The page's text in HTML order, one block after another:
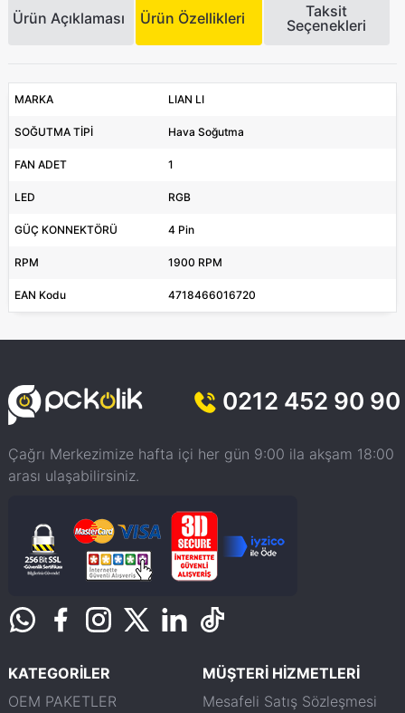
Ürün Açıklaması Ürün Özellikleri
Taksit
Seçenekleri
MARKA LIAN LI
SOĞUTMA TİPİ Hava Soğutma
FAN ADET 1
LED RGB
GÜÇ KONNEKTÖRÜ 4 Pin
RPM 1900 RPM
EAN Kodu 4718466016720
0212 452 90 90
Çağrı Merkezimize hafta içi her gün 9:00 ila akşam 18:00
arası ulaşabilirsiniz.
KATEGORİLER
OEM PAKETLER
MÜŞTERİ HİZMETLERİ
Mesafeli Satış Sözleşmesi